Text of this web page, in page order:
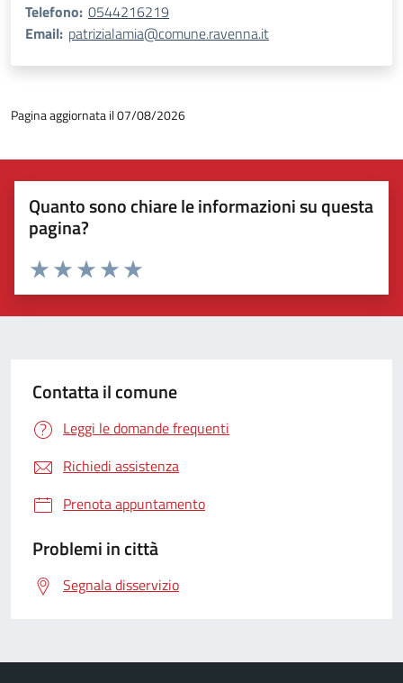
Telefono: 0544216219
Email: patrizialamia@comune.ravenna.it
Pagina aggiornata il 07/08/2026
Quanto sono chiare le informazioni su questa
pagina?
Valuta 5 stelle su 5
Valuta 4 stelle su 5
Valuta 3 stelle su 5
Valuta 2 stelle su 5
Valuta 1 stelle su 5
Contatta il comune
Leggi le domande frequenti
Richiedi assistenza
Prenota appuntamento
Problemi in città
Segnala disservizio